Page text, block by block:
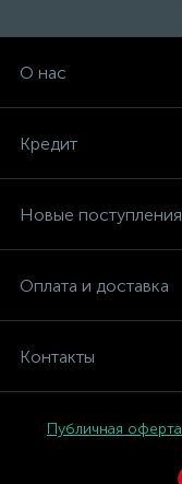
О нас
Кредит
Новые поступления
Оплата и доставка
Контакты
Публичная оферта